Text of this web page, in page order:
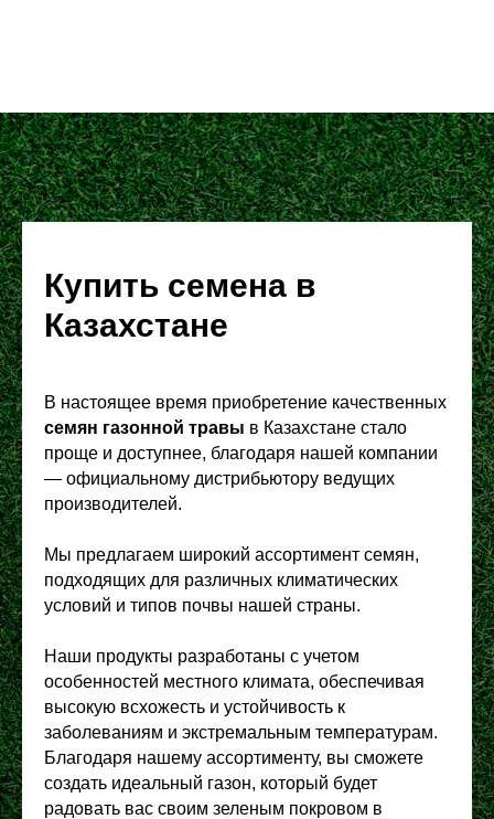
Купить семена в
Казахстане
В настоящее время приобретение качественных
семян газонной травы в Казахстане стало
проще и доступнее, благодаря нашей компании
— официальному дистрибьютору ведущих
производителей.
Мы предлагаем широкий ассортимент семян,
подходящих для различных климатических
условий и типов почвы нашей страны.
Наши продукты разработаны с учетом
особенностей местного климата, обеспечивая
высокую всхожесть и устойчивость к
заболеваниям и экстремальным температурам.
Благодаря нашему ассортименту, вы сможете
создать идеальный газон, который будет
радовать вас своим зеленым покровом в